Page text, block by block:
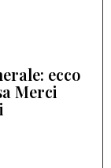
ecco
Merci